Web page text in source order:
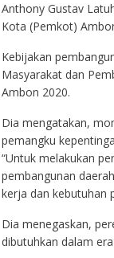
Anthony Gustav
Kota (Pemkot)
Kebijakan
Masyarakat dan
Ambon 2020.
Dia mengatakan,
pemangku
“Untuk melakukan
pembangunan
kerja dan kebutuhan
Dia menegaskan,
dibutuhkan dalam